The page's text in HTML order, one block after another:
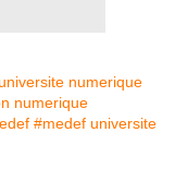
numerique
numerique
#medef universite